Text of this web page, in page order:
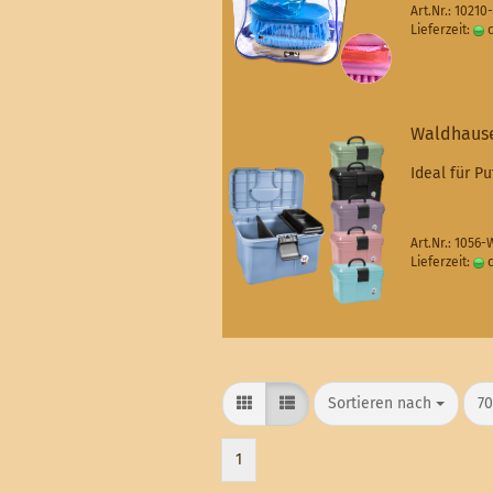
Art.Nr.: 10210-
Lieferzeit:
Ideal für
Art.Nr.: 1056-
Lieferzeit:
Sortieren nach
Sortieren nach
1